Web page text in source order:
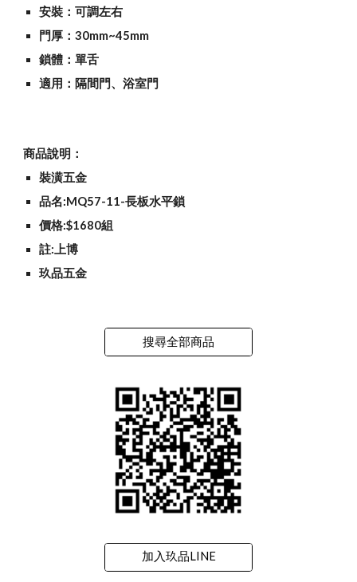
安裝：可調左右
門厚：30mm~45mm
鎖體：單舌
適用：隔間門、浴室門
商品說明：
裝潢五金
品名:MQ57-11-長板水平鎖
價格:$1680組
註:上博
玖品五金
搜尋全部商品
加入玖品LINE